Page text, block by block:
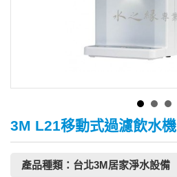
3M L21移動式過濾飲水機
產品種類：台北3M居家淨水設備